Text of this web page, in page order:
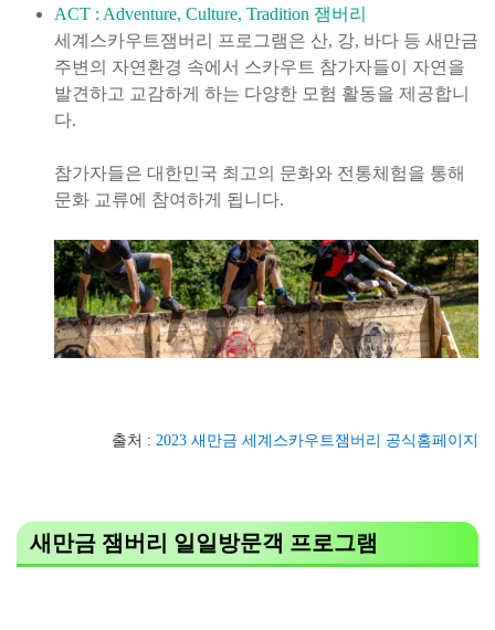
ACT : Adventure, Culture, Tradition 잼버리
세계스카우트잼버리 프로그램은 산, 강, 바다 등 새만금
주변의 자연환경 속에서 스카우트 참가자들이 자연을
발견하고 교감하게 하는 다양한 모험 활동을 제공합니
다.
참가자들은 대한민국 최고의 문화와 전통체험을 통해
문화 교류에 참여하게 됩니다.
출처 : 2023 새만금 세계스카우트잼버리 공식홈페이지
새만금 잼버리 일일방문객 프로그램